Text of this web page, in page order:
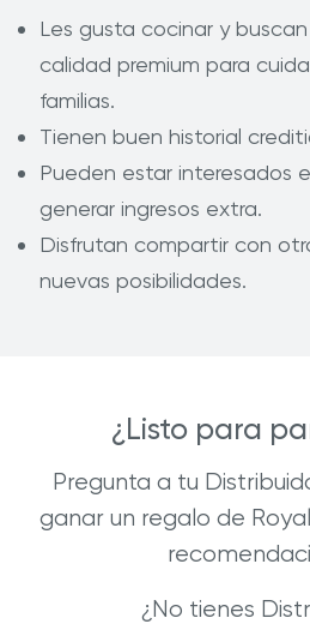
Les gusta cocinar y
calidad premium para
familias.
Tienen buen historial
Pueden estar interesados
generar ingresos extra.
Disfrutan compartir con
nuevas posibilidades.
¿Listo para
Pregunta a tu
ganar un regalo de
¿No tienes